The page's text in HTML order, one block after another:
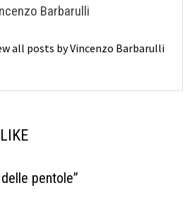
Barbarulli
all posts by Vincenzo Barbarulli
pentole”